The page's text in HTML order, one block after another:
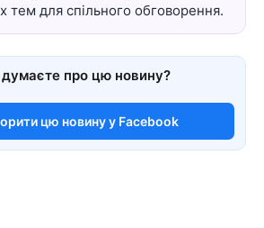
тем для спільного обговорення.
про цю новину?
цю новину у Facebook